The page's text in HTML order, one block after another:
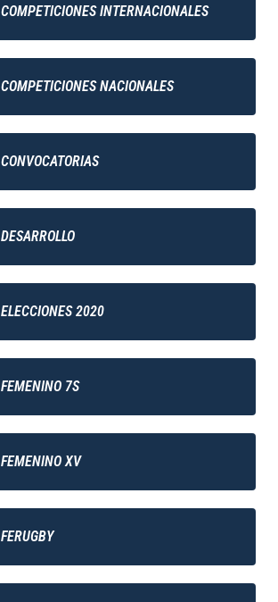
COMPETICIONES INTERNACIONALES
COMPETICIONES NACIONALES
CONVOCATORIAS
DESARROLLO
ELECCIONES 2020
FEMENINO 7S
FEMENINO XV
FERUGBY